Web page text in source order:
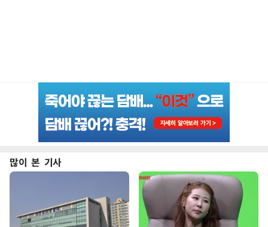
많이 본 기사